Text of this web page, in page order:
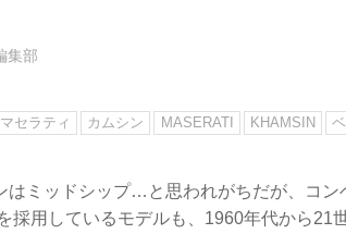
集部
マセラティ カムシン MASERATI KHAMSIN
はミッドシップ…と思われがちだが、コン
採用しているモデルも、1960年代から21